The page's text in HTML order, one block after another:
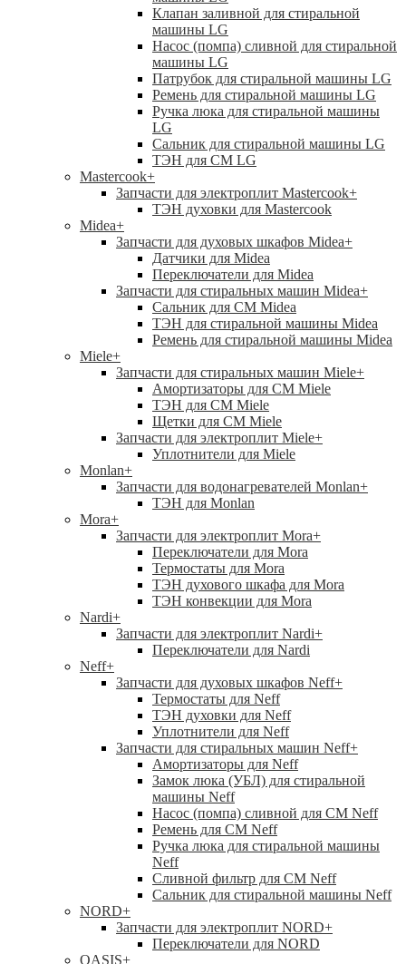
Клапан заливной для стиральной
машины LG
Насос (помпа) сливной для стиральной
машины LG
Патрубок для стиральной машины LG
Ремень для стиральной машины LG
Ручка люка для стиральной машины
LG
Сальник для стиральной машины LG
ТЭН для СМ LG
Mastercook+
Запчасти для электроплит Mastercook+
ТЭН духовки для Mastercook
Midea+
Запчасти для духовых шкафов Midea+
Датчики для Midea
Переключатели для Midea
Запчасти для стиральных машин Midea+
Сальник для СМ Midea
ТЭН для стиральной машины Midea
Ремень для стиральной машины Midea
Miele+
Запчасти для стиральных машин Miele+
Амортизаторы для СМ Miele
ТЭН для СМ Miele
Щетки для СМ Miele
Запчасти для электроплит Miele+
Уплотнители для Miele
Monlan+
Запчасти для водонагревателей Monlan+
ТЭН для Monlan
Mora+
Запчасти для электроплит Mora+
Переключатели для Mora
Термостаты для Mora
ТЭН духового шкафа для Mora
ТЭН конвекции для Mora
Nardi+
Запчасти для электроплит Nardi+
Переключатели для Nardi
Neff+
Запчасти для духовых шкафов Neff+
Термостаты для Neff
ТЭН духовки для Neff
Уплотнители для Neff
Запчасти для стиральных машин Neff+
Амортизаторы для Neff
Замок люка (УБЛ) для стиральной
машины Neff
Насос (помпа) сливной для СМ Neff
Ремень для СМ Neff
Ручка люка для стиральной машины
Neff
Сливной фильтр для СМ Neff
Сальник для стиральной машины Neff
NORD+
Запчасти для электроплит NORD+
Переключатели для NORD
OASIS+